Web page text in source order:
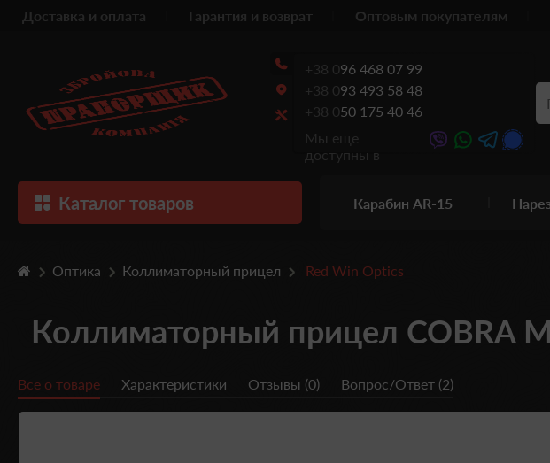
Доставка и оплата Гарантия и возврат Оптовым покупателям
+38 096 468 07 99
+38 093 493 58 48
+38 050 175 40 46
Мы еще
доступны в
Каталог товаров Карабин AR-15
Оптика Коллиматорный прицел Red Win Optics
Коллиматорный прицел COBRA
Все о товаре Характеристики Отзывы (0) Вопрос/Ответ (2)